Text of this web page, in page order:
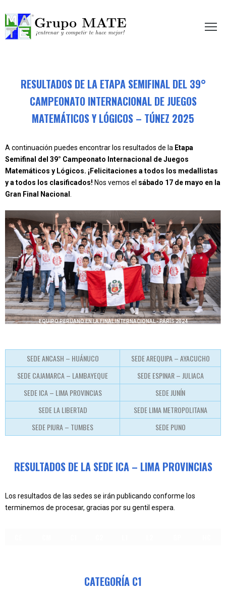
te hace mejor!
RESULTADOS DE LA ETAPA SEMIFINAL DEL 39°
CAMPEONATO INTERNACIONAL DE JUEGOS
MATEMÁTICOS Y LÓGICOS – TÚNEZ 2025
A continuación puedes encontrar los resultados de la Etapa
Semifinal del 39° Campeonato Internacional de Juegos
Matemáticos y Lógicos. ¡Felicitaciones a todos los medallistas
y a todos los clasificados! Nos vemos el sábado 17 de mayo en la
Gran Final Nacional .
EQUIPO PERUANO EN LA FINAL INTERNACIONAL - PARÍS 2024
SEDE ANCASH – HUÁNUCO
SEDE AREQUIPA – AYACUCHO
SEDE CAJAMARCA – LAMBAYEQUE
SEDE ESPINAR – JULIACA
SEDE ICA – LIMA PROVINCIAS
SEDE JUNÍN
SEDE LA LIBERTAD
SEDE LIMA METROPOLITANA
SEDE PIURA – TUMBES
SEDE PUNO
RESULTADOS DE LA SEDE ICA – LIMA PROVINCIAS
Los resultados de las sedes se irán publicando conforme los
terminemos de procesar, gracias por su gentil espera.
CATEGORÍA C1